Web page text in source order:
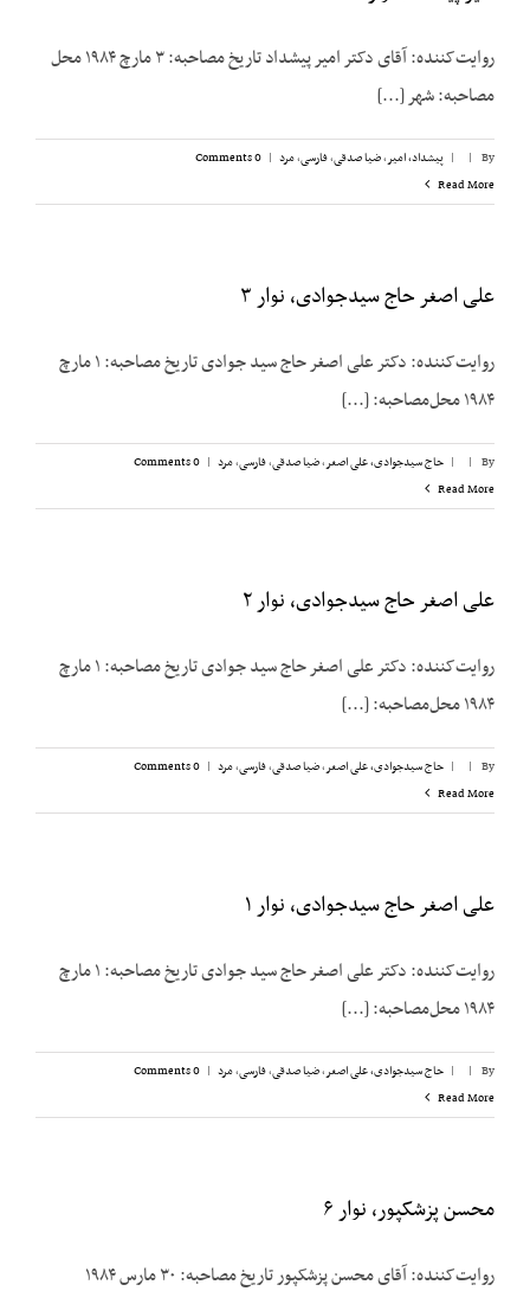
روایت‌کننده: آقای دکتر امیر پیشداد تاریخ مصاحبه: ۳ مارچ ۱۹۸۴ محل
مصاحبه: شهر [...]
By
|
| پیشداد، امیر,ضیا صدقی,فارسی,مرد |
0 Comments
Read More
علی اصغر حاج سیدجوادی، نوار ۳
روایت‌کننده: دکتر علی اصغر حاج سید جوادی تاریخ مصاحبه: ۱ مارچ
۱۹۸۴ محل‌مصاحبه: [...]
By
|
| حاج سیدجوادی، علی اصغر,ضیا صدقی,فارسی,مرد |
0 Comments
Read More
علی اصغر حاج سیدجوادی، نوار ۲
روایت‌کننده: دکتر علی اصغر حاج سید جوادی تاریخ مصاحبه: ۱ مارچ
۱۹۸۴ محل‌مصاحبه: [...]
By
|
| حاج سیدجوادی، علی اصغر,ضیا صدقی,فارسی,مرد |
0 Comments
Read More
علی اصغر حاج سیدجوادی، نوار ۱
روایت‌کننده: دکتر علی اصغر حاج سید جوادی تاریخ مصاحبه: ۱ مارچ
۱۹۸۴ محل‌مصاحبه: [...]
By
|
| حاج سیدجوادی، علی اصغر,ضیا صدقی,فارسی,مرد |
0 Comments
Read More
محسن پزشکپور، نوار ۶
روایت‌کننده: آقای محسن پزشک‎پور تاریخ مصاحبه: ۳۰ مارس ۱۹۸۴